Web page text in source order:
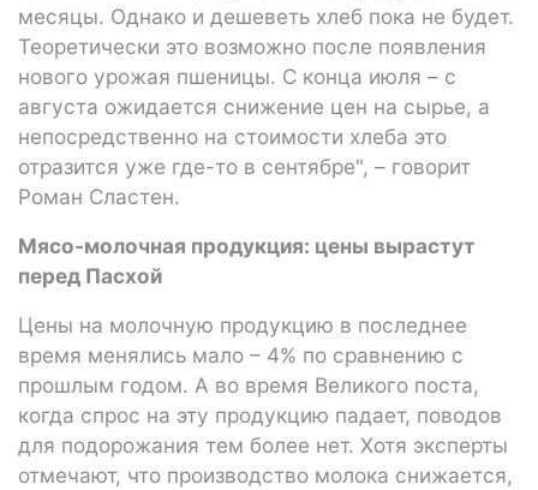
месяцы. Однако и дешеветь хлеб пока не будет.
Теоретически это возможно после появления
нового урожая пшеницы. С конца июля – с
августа ожидается снижение цен на сырье, а
непосредственно на стоимости хлеба это
отразится уже где-то в сентябре", – говорит
Роман Сластен.
Мясо-молочная продукция: цены вырастут
перед Пасхой
Цены на молочную продукцию в последнее
время менялись мало – 4% по сравнению с
прошлым годом. А во время Великого поста,
когда спрос на эту продукцию падает, поводов
для подорожания тем более нет. Хотя эксперты
отмечают, что производство молока снижается,